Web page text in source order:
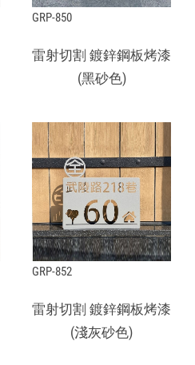
GRP-850
雷射切割 鍍鋅鋼板烤漆
(黑砂色)
GRP-852
雷射切割 鍍鋅鋼板烤漆
(淺灰砂色)